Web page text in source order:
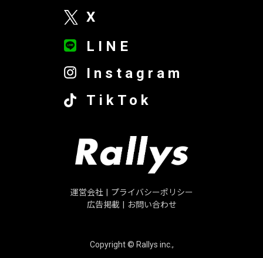
X
LINE
Instagram
TikTok
運営会社
プライバシーポリシー
広告掲載
お問い合わせ
Copyright © Rallys inc.,